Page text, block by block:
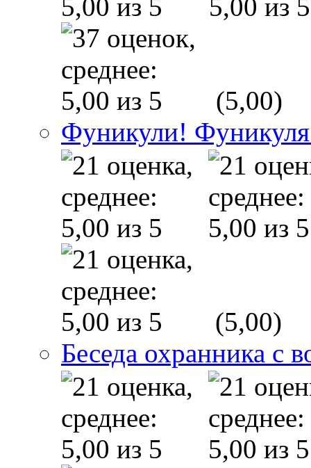
(5,00)
Фуникули!
(5,00)
Беседа охранника с